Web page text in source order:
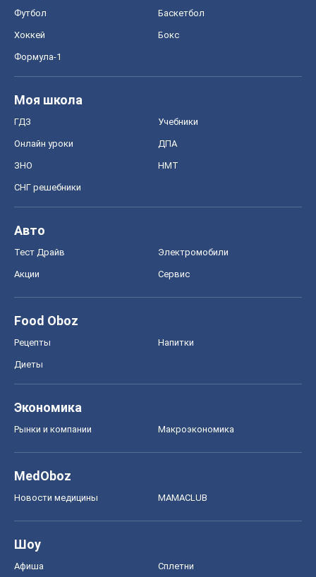
Футбол Баскетбол
Хоккей Бокс
Формула-1
Моя школа
ГДЗ Учебники
Онлайн уроки ДПА
ЗНО НМТ
СНГ решебники
Авто
Тест Драйв Электромобили
Акции Сервис
Food Oboz
Рецепты Напитки
Диеты
Экономика
Рынки и компании Mакроэкономика
MedOboz
Новости медицины MAMACLUB
Шоу
Афиша Сплетни